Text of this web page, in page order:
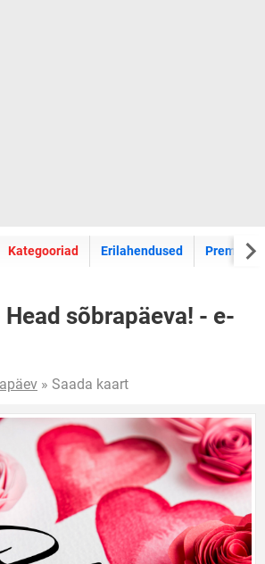
E-kaartide
Kategooriad Erilahendused Premium
sõbrapäeva! - e-
» Saada kaart